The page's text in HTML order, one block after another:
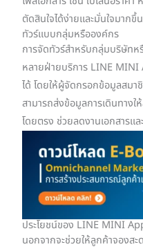
ตัดสินใจได้ง่ายและมั่นใจมากขึ้น
ทัวร์แบบกลุ่มหรือองค์กร
การจัดทัวร์สำหรับกลุ่มบริษัทห
หลายฝ่ายบริการ LINE
ได้ โดยให้ผู้จัดกรอกข้อมูลสมา
สามารถส่งข้อมูลการเดินทาง
โดยตรง ช่วยลดงานเอกสารแ
ประโยชน์ของ LINE MINI
นอกจากจะช่วยให้ลูกค้าจองส